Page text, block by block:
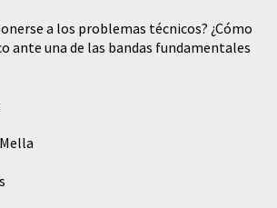
a los problemas técnicos? ¿Cómo
ante una de las bandas fundamentales